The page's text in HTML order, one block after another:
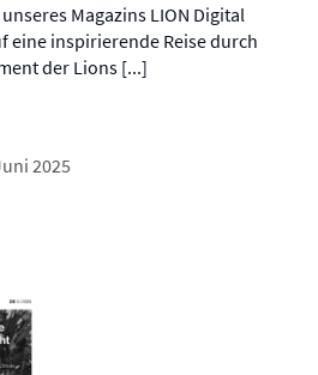
Magazins LION Digital
eine inspirierende Reise durch
der Lions [...]
2025